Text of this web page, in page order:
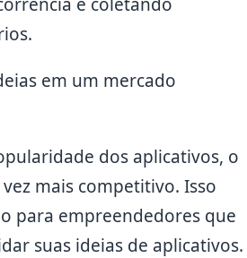
em um mercado
dos aplicativos, o
mais competitivo. Isso
para empreendedores que
suas ideias de aplicativos.